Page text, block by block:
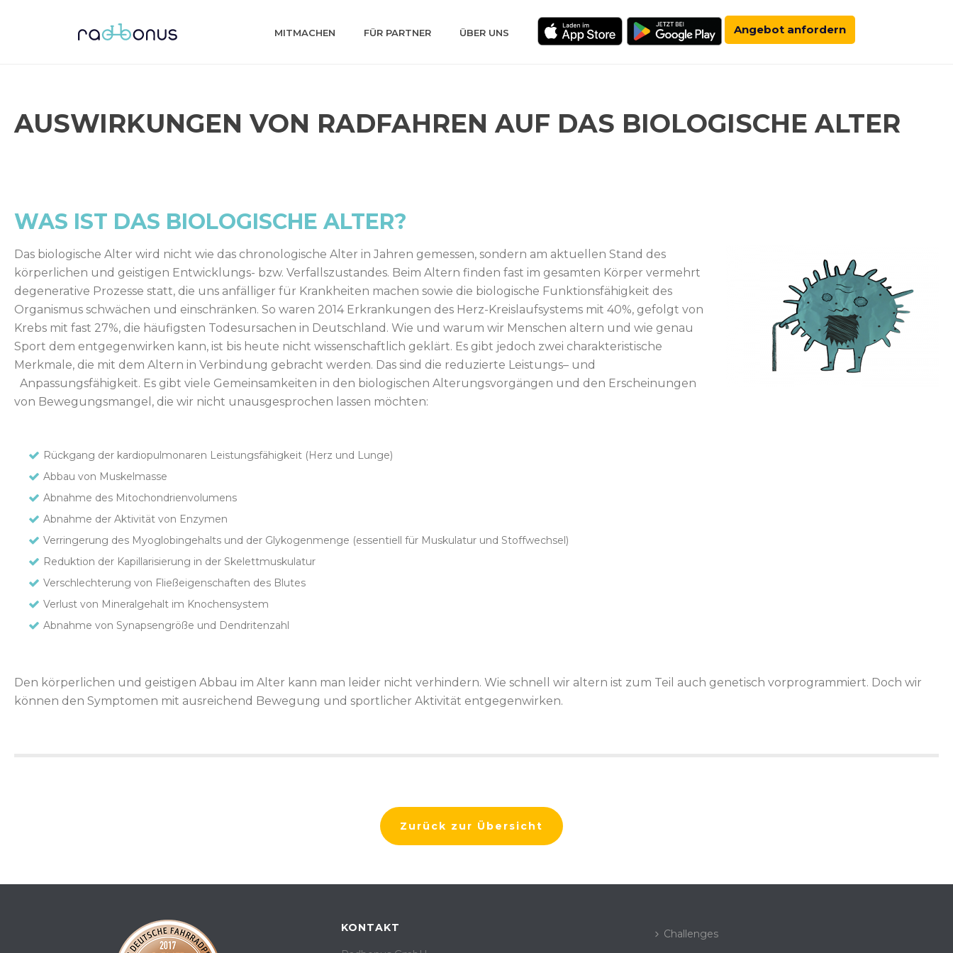
MITMACHEN FÜR PARTNER ÜBER UNS Angebot anfordern
AUSWIRKUNGEN VON RADFAHREN AUF DAS BIOLOGISCHE ALTER
WAS IST DAS BIOLOGISCHE ALTER?
Das biologische Alter wird nicht wie das chronologische Alter in Jahren gemessen, sondern am aktuellen Stand des
körperlichen und geistigen Entwicklungs- bzw. Verfallszustandes. Beim Altern finden fast im gesamten Körper vermehrt
degenerative Prozesse statt, die uns anfälliger für Krankheiten machen sowie die biologische Funktionsfähigkeit des
Organismus schwächen und einschränken. So waren 2014 Erkrankungen des Herz-Kreislaufsystems mit 40%, gefolgt von
Krebs mit fast 27%, die häufigsten Todesursachen in Deutschland. Wie und warum wir Menschen altern und wie genau
Sport dem entgegenwirken kann, ist bis heute nicht wissenschaftlich geklärt. Es gibt jedoch zwei charakteristische
Merkmale, die mit dem Altern in Verbindung gebracht werden. Das sind die reduzierte Leistungs– und
Anpassungsfähigkeit. Es gibt viele Gemeinsamkeiten in den biologischen Alterungsvorgängen und den Erscheinungen
von Bewegungsmangel, die wir nicht unausgesprochen lassen möchten:
Rückgang der kardiopulmonaren Leistungsfähigkeit (Herz und Lunge)
Abbau von Muskelmasse
Abnahme des Mitochondrienvolumens
Abnahme der Aktivität von Enzymen
Verringerung des Myoglobingehalts und der Glykogenmenge (essentiell für Muskulatur und Stoffwechsel)
Reduktion der Kapillarisierung in der Skelettmuskulatur
Verschlechterung von Fließeigenschaften des Blutes
Verlust von Mineralgehalt im Knochensystem
Abnahme von Synapsengröße und Dendritenzahl
Den körperlichen und geistigen Abbau im Alter kann man leider nicht verhindern. Wie schnell wir altern ist zum Teil auch genetisch vorprogrammiert. Doch wir
können den Symptomen mit ausreichend Bewegung und sportlicher Aktivität entgegenwirken.
Zurück zur Übersicht
KONTAKT
Challenges